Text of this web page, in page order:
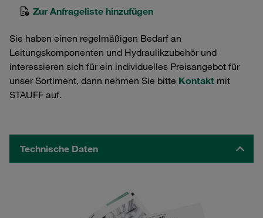
Zur Anfrageliste hinzufügen
Sie haben einen regelmäßigen Bedarf an
Leitungskomponenten und Hydraulikzubehör und
interessieren sich für ein individuelles Preisangebot für
unser Sortiment, dann nehmen Sie bitte Kontakt mit
STAUFF auf.
Technische Daten